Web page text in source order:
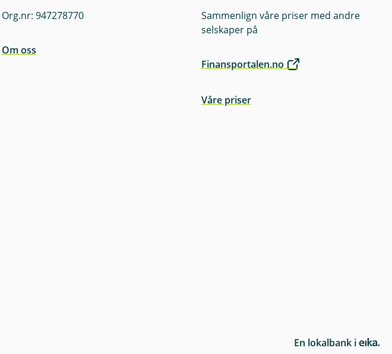
Org.nr: 947278770
Om oss
Sammenlign våre priser med andre
selskaper på
Finansportalen.no
Våre priser
En lokalbank i
E